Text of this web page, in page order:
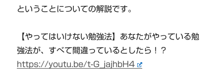
ということについての解説です。
【やってはいけない勉強法】あなたがやっている勉
強法が、すべて間違っているとしたら！？
https://youtu.be/t-G_jajhbH4